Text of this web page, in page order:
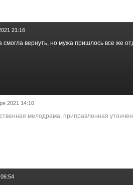
21:16
смогла вернуть, но мужа пришлось все же
2021 14:10
мелодрама, приправленная